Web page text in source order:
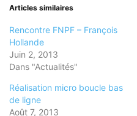
nouvellenouvelle
Articles similaires
Rencontre FNPF – François
Hollande
Juin 2, 2013
Dans "Actualités"
Réalisation micro boucle bas
de ligne
Août 7, 2013